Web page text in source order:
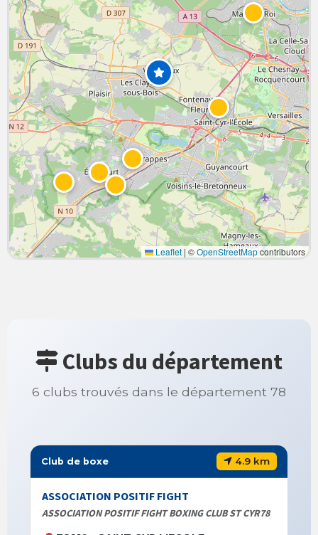
Leaflet | ©OpenStreetMapcontributors
Clubs du département
6 clubs trouvés dans le département 78
Club de boxe 4.9 km
ASSOCIATION POSITIF FIGHT
ASSOCIATION POSITIF FIGHT BOXING CLUB ST CYR78